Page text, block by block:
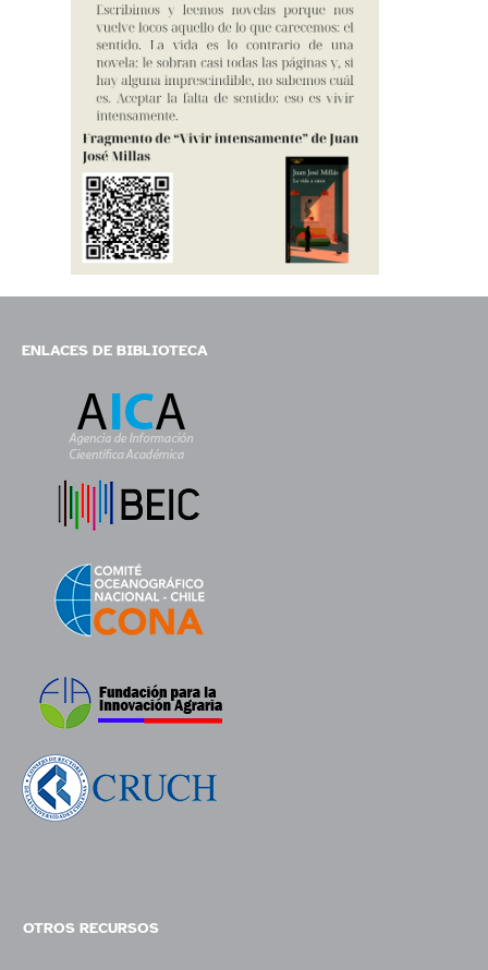
ENLACES DE BIBLIOTECA
OTROS RECURSOS